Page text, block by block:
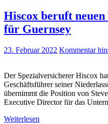
Hiscox beruft
für Guernsey
23. Februar 2022 Kommentar
Der Spezialversicherer Hiscox
Geschäftsführer seiner
übernimmt die Position von
Executive Director für das
Weiterlesen